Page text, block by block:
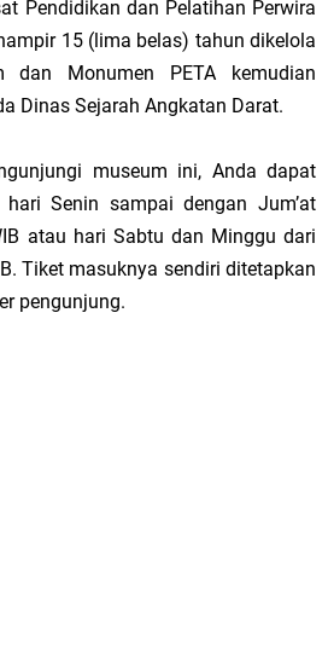
Pendidikan dan Pelatihan Perwira
15 (lima belas) tahun dikelola
dan Monumen PETA kemudian
Dinas Sejarah Angkatan Darat.
museum ini, Anda dapat
Senin sampai dengan Jum’at
atau hari Sabtu dan Minggu dari
Tiket masuknya sendiri ditetapkan
pengunjung.